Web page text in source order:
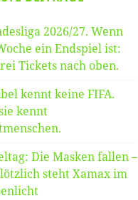
2026/27. Wenn
ein Endspiel ist:
Tickets nach oben.
kennt keine FIFA.
kennt
Die Masken fallen –
steht Xamax im